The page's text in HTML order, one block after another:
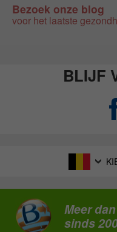
Bezoek onze blog
voor het laatste
BLIJF
Meer
sinds